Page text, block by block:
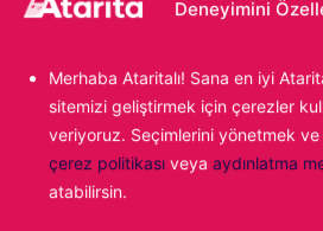
Deneyimini
Merhaba Ataritalı! Sana en iyi
sitemizi geliştirmek için çerezler
veriyoruz. Seçimlerini yönetmek
çerez politikası veya aydınlatma
atabilirsin.
YORUM